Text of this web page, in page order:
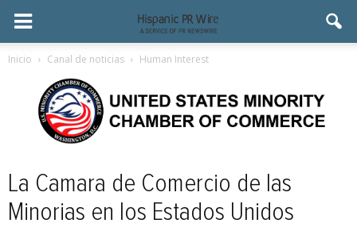
Inicio Canal de noticias Human Interest
La Camara de Comercio de las
Minorias en los Estados Unidos